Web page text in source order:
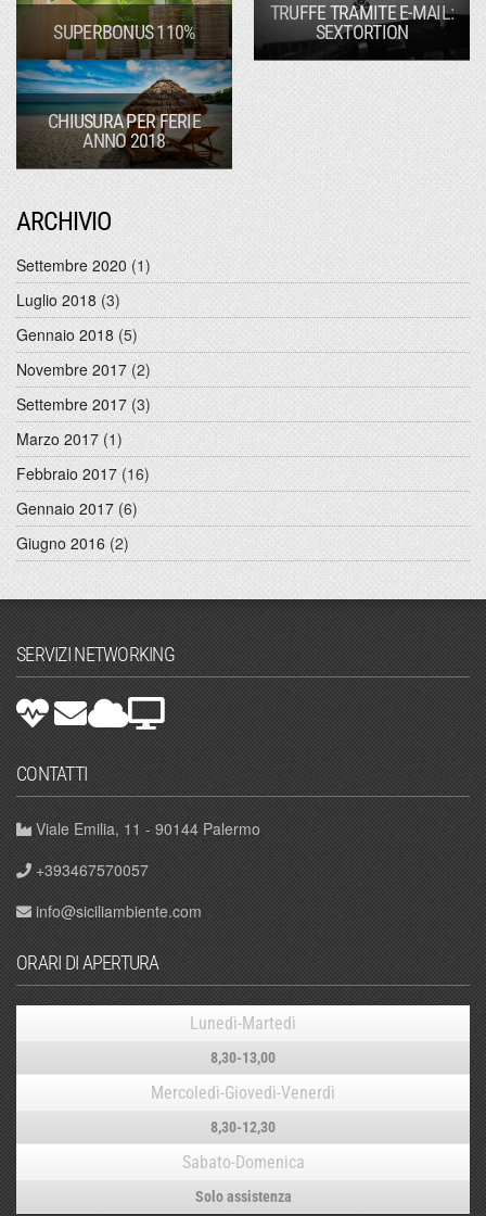
SUPERBONUS 110%
TRUFFE TRAMITE E-MAIL:
SEXTORTION
CHIUSURA PER FERIE
ANNO 2018
ARCHIVIO
Settembre 2020 (1)
Luglio 2018 (3)
Gennaio 2018 (5)
Novembre 2017 (2)
Settembre 2017 (3)
Marzo 2017 (1)
Febbraio 2017 (16)
Gennaio 2017 (6)
Giugno 2016 (2)
SERVIZI NETWORKING
CONTATTI
Viale Emilia, 11 - 90144 Palermo
+393467570057
info@siciliambiente.com
ORARI DI APERTURA
Lunedì-Martedì
8,30-13,00
Mercoledì-Giovedì-Venerdì
8,30-12,30
Sabato-Domenica
Solo assistenza